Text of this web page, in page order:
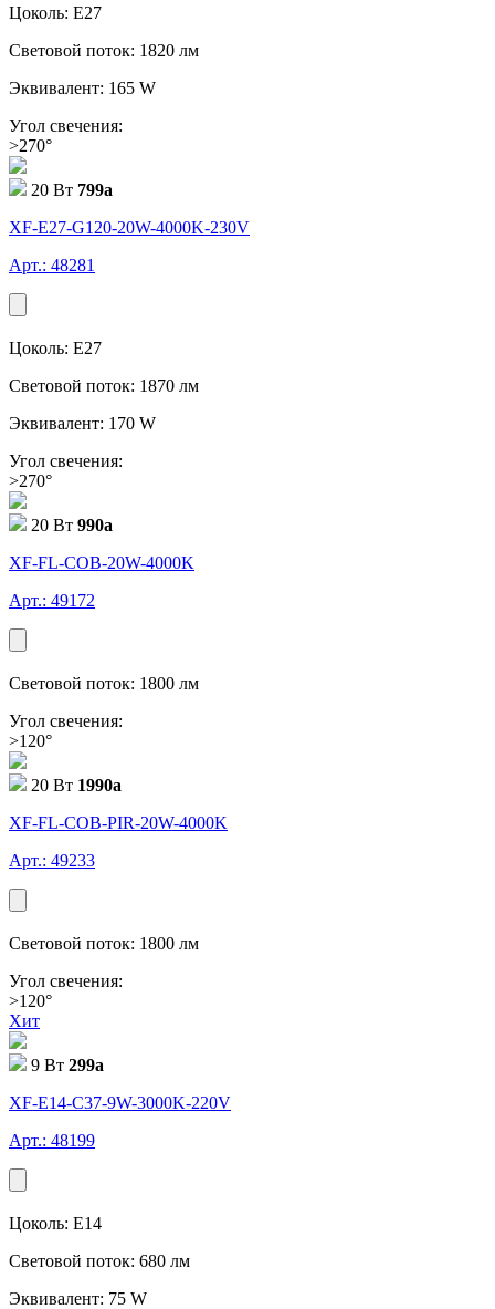
Цоколь: E27
Световой поток: 1820 лм
Эквивалент: 165 W
Угол свечения:
>270°
20 Вт 799a
XF-E27-G120-20W-4000K-230V
Арт.: 48281
Цоколь: E27
Световой поток: 1870 лм
Эквивалент: 170 W
Угол свечения:
>270°
20 Вт 990a
XF-FL-COB-20W-4000K
Арт.: 49172
Световой поток: 1800 лм
Угол свечения:
>120°
20 Вт 1990a
XF-FL-COB-PIR-20W-4000K
Арт.: 49233
Световой поток: 1800 лм
Угол свечения:
>120°
Хит
9 Вт 299a
XF-E14-C37-9W-3000K-220V
Арт.: 48199
Цоколь: E14
Световой поток: 680 лм
Эквивалент: 75 W